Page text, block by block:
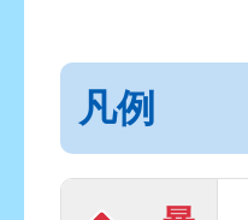
凡例